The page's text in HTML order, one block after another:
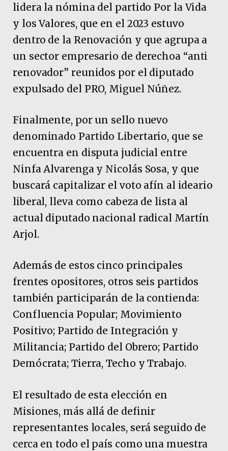
lidera la nómina del partido Por la Vida
y los Valores, que en el 2023 estuvo
dentro de la Renovación y que agrupa a
un sector empresario de derechoa “anti
renovador” reunidos por el diputado
expulsado del PRO, Miguel Núñez.
Finalmente, por un sello nuevo
denominado Partido Libertario, que se
encuentra en disputa judicial entre
Ninfa Alvarenga y Nicolás Sosa, y que
buscará capitalizar el voto afín al ideario
liberal, lleva como cabeza de lista al
actual diputado nacional radical Martín
Arjol.
Además de estos cinco principales
frentes opositores, otros seis partidos
también participarán de la contienda:
Confluencia Popular; Movimiento
Positivo; Partido de Integración y
Militancia; Partido del Obrero; Partido
Demócrata; Tierra, Techo y Trabajo.
El resultado de esta elección en
Misiones, más allá de definir
representantes locales, será seguido de
cerca en todo el país como una muestra